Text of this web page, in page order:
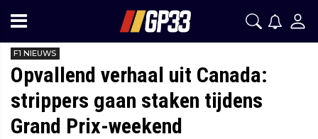
F1 NIEUWS
Opvallend verhaal uit Canada:
strippers gaan staken tijdens
Grand Prix-weekend